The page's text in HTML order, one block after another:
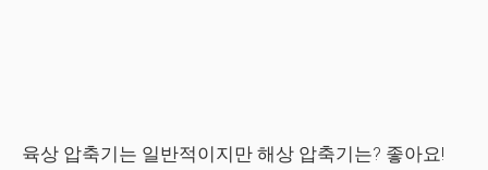
육상 압축기는 일반적이지만 해상 압축기는? 좋아요!